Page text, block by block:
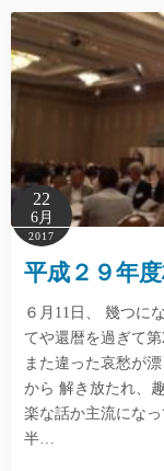
22
6月
2017
平成２９年
６月11日、 幾つに
てや還暦を過ぎて
また違った哀愁が
から 解き放たれ、
楽な話か主流にな
半…